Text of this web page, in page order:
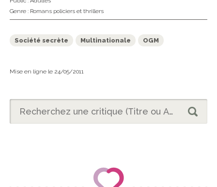
Genre : Romans policiers et thrillers
Société secrète Multinationale OGM
Mise en ligne le 24/05/2011